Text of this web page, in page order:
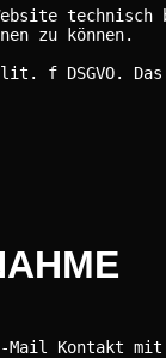
zu können.
f DSGVO.
Mail Kontakt